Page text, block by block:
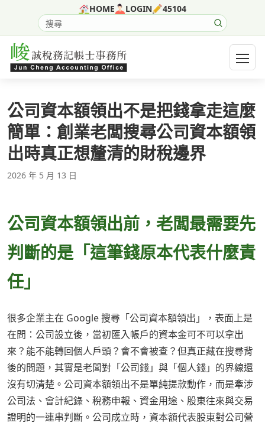
HOME LOGIN 45104
搜尋網站內容
開啟
公司資本額領出不是把錢拿走這麼
簡單：創業老闆搜尋公司資本額領
出時真正想釐清的財稅邊界
2026 年 5 月 13 日
公司資本額領出前，老闆最需要先
判斷的是「這筆錢原本代表什麼責
任」
很多企業主在 Google 搜尋「公司資本額領出」，表面上是
在問：公司設立後，當初匯入帳戶的資本金可不可以拿出
來？能不能轉回個人戶頭？會不會被查？但真正藏在搜尋背
後的問題，其實是老闆對「公司錢」與「個人錢」的界線還
沒有切清楚。公司資本額領出不是單純提款動作，而是牽涉
公司法、會計紀錄、稅務申報、資金用途、股東往來與交易
證明的一連串判斷。公司成立時，資本額代表股東對公司營